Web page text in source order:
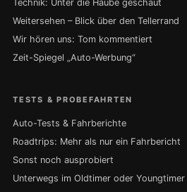
Technik: Unter die Haube geschaut
Weitersehen – Blick über den Tellerrand
Wir hören uns: Tom kommentiert
Zeit-Spiegel „Auto-Werbung“
TESTS & PROBEFAHRTEN
Auto-Tests & Fahrberichte
Roadtrips: Mehr als nur ein Fahrbericht
Sonst noch ausprobiert
Unterwegs im Oldtimer oder Youngtimer